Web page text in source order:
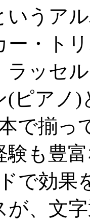
いうア
ー・ト
ラッセ
(ピアノ
で揃っ
験も豊
で効果
が、文